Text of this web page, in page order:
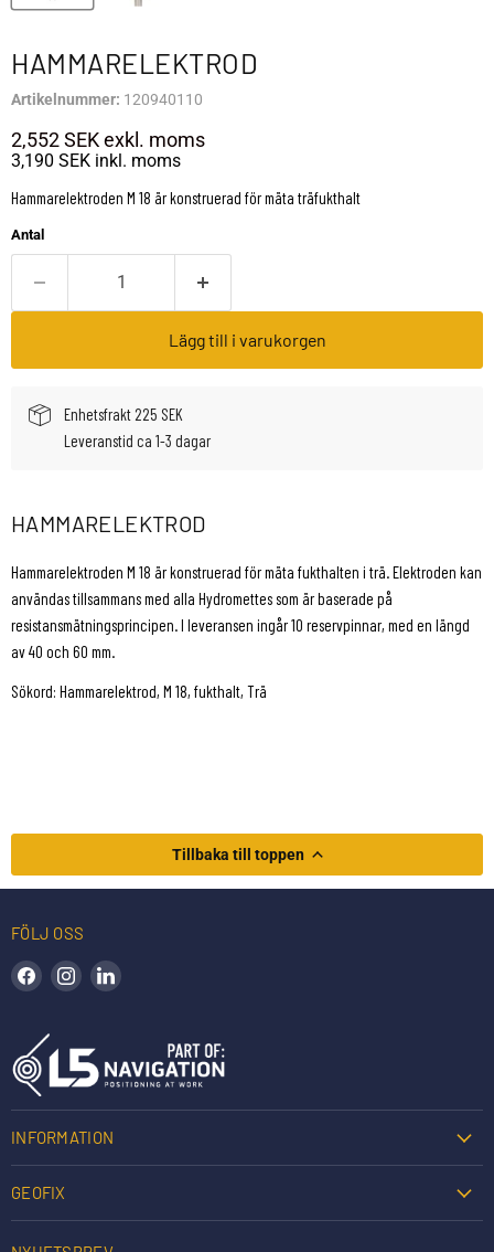
HAMMARELEKTROD
Artikelnummer: 120940110
2,552 SEKexkl. moms
3,190 SEK inkl. moms
Hammarelektroden M 18 är konstruerad för mäta träfukthalt
Antal
Lägg till i varukorgen
Enhetsfrakt 225 SEK
Leveranstid ca 1-3 dagar
HAMMARELEKTROD
Hammarelektroden M 18 är konstruerad för mäta fukthalten i trä. Elektroden kan
användas tillsammans med alla Hydromettes som är baserade på
resistansmätningsprincipen. I leveransen ingår 10 reservpinnar, med en längd
av 40 och 60 mm.
Sökord: Hammarelektrod, M 18, fukthalt, Trä
Tillbaka till toppen
FÖLJ OSS
Hitta oss på Facebook
Hitta oss på Instagram
INFORMATION
GEOFIX